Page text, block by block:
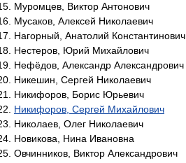
Муромцев, Виктор Антонович
Мусаков, Алексей Николаевич
Нагорный, Анатолий Константинович
Нестеров, Юрий Михайлович
Нефёдов, Александр Александрович
Никешин, Сергей Николаевич
Никифоров, Борис Юрьевич
Никифоров, Сергей Михайлович
Николаев, Олег Николаевич
Новикова, Нина Ивановна
Овчинников, Виктор Александрович